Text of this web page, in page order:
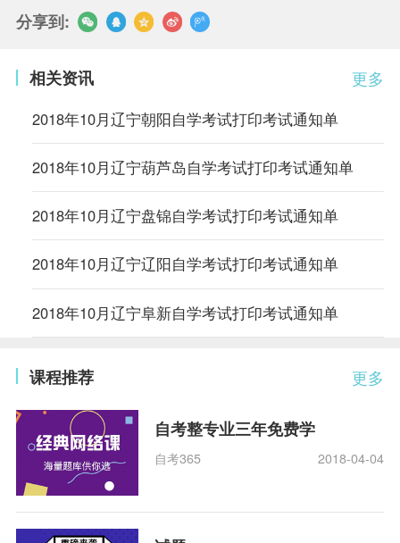
分享到:
更多
相关资讯
2018年10月辽宁朝阳自学考试打印考试通知单
2018年10月辽宁葫芦岛自学考试打印考试通知单
2018年10月辽宁盘锦自学考试打印考试通知单
2018年10月辽宁辽阳自学考试打印考试通知单
2018年10月辽宁阜新自学考试打印考试通知单
更多
课程推荐
自考整专业三年免费学
自考365 2018-04-04